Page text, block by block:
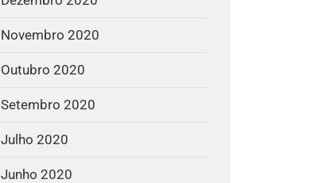
Novembro 2020
Outubro 2020
Setembro 2020
Julho 2020
Junho 2020